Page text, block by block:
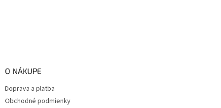
O NÁKUPE
Doprava a platba
Obchodné podmienky